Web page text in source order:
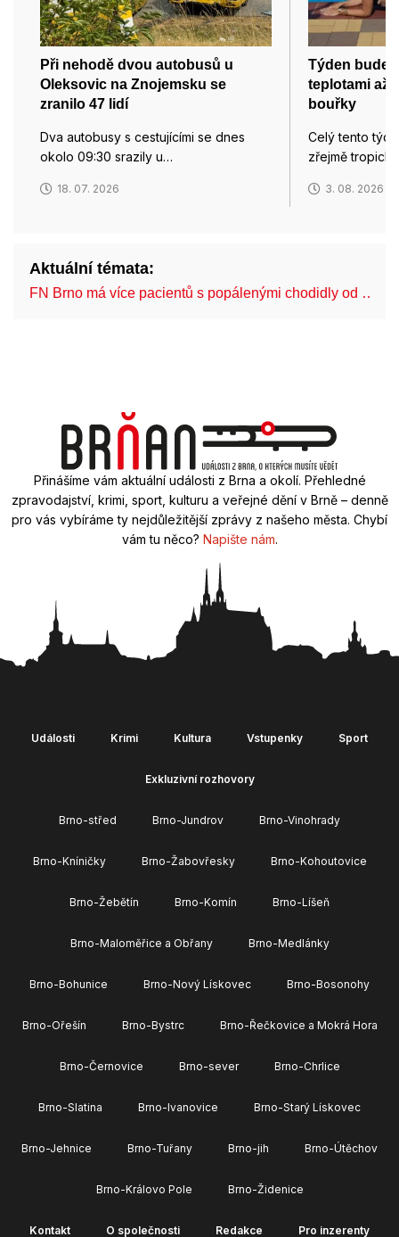
Při nehodě dvou autobusů u
Oleksovic na Znojemsku se
zranilo 47 lidí
Dva autobusy s cestujícími se dnes
okolo 09:30 srazily u…
18. 07. 2026
Týden bude
teplotami až
bouřky
Celý tento
zřejmě
3. 08. 2026
Aktuální témata:
FN Brno má více pacientů s popálenými chodidly od …
Přinášíme vám aktuální události z Brna a okolí. Přehledné
zpravodajství, krimi, sport, kulturu a veřejné dění v Brně – denně
pro vás vybíráme ty nejdůležitější zprávy z našeho města. Chybí
vám tu něco? Napište nám.
Události Krimi Kultura Vstupenky Sport
Exkluzivní rozhovory
Brno-střed Brno-Jundrov Brno-Vinohrady
Brno-Kníničky Brno-Žabovřesky Brno-Kohoutovice
Brno-Žebětín Brno-Komín Brno-Líšeň
Brno-Maloměřice a Obřany Brno-Medlánky
Brno-Bohunice Brno-Nový Lískovec Brno-Bosonohy
Brno-Ořešín Brno-Bystrc Brno-Řečkovice a Mokrá Hora
Brno-Černovice Brno-sever Brno-Chrlice
Brno-Slatina Brno-Ivanovice Brno-Starý Lískovec
Brno-Jehnice Brno-Tuřany Brno-jih Brno-Útěchov
Brno-Královo Pole Brno-Židenice
Kontakt O společnosti Redakce Pro inzerenty